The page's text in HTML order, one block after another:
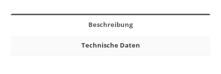
Beschreibung
Technische Daten